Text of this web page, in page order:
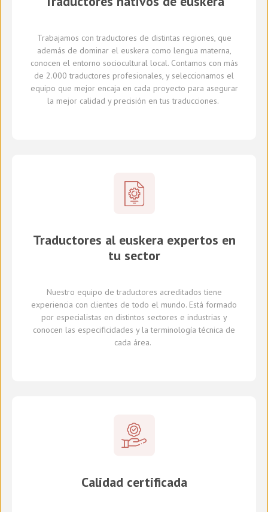
Trabajamos con traductores de distintas regiones, que
además de dominar el euskera como lengua materna,
conocen el entorno sociocultural local.Contamos con más
de 2.000 traductores profesionales, y seleccionamos el
equipo que mejor encaja en cada proyecto para asegurar
la mejor calidad y precisión en tus traducciones.
Traductores al euskera expertos en
tu sector
Nuestro equipo de traductores acreditados tiene
experiencia con clientes de todo el mundo. Está formado
por especialistas en distintos sectores e industrias y
conocen las especificidades y laterminología técnica de
cada área.
Calidad certificada